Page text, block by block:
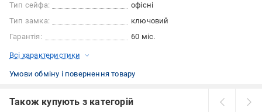
Тип сейфа:
офісні
Тип замка:
ключовий
Гарантія:
60 міс.
Всі характеристики
Умови обміну і повернення товару
Також купують з категорій